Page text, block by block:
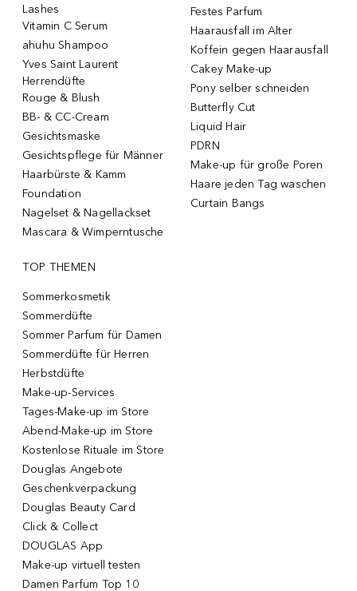
Lashes
Vitamin C Serum
ahuhu Shampoo
Yves Saint Laurent
Herrendüfte
Rouge & Blush
BB- & CC-Cream
Gesichtsmaske
Gesichtspflege für Männer
Haarbürste & Kamm
Foundation
Nagelset & Nagellackset
Mascara & Wimperntusche
Festes Parfum
Haarausfall im Alter
Koffein gegen Haarausfall
Cakey Make-up
Pony selber schneiden
Butterfly Cut
Liquid Hair
PDRN
Make-up für große Poren
Haare jeden Tag waschen
Curtain Bangs
TOP THEMEN
Sommerkosmetik
Sommerdüfte
Sommer Parfum für Damen
Sommerdüfte für Herren
Herbstdüfte
Make-up-Services
Tages-Make-up im Store
Abend-Make-up im Store
Kostenlose Rituale im Store
Douglas Angebote
Geschenkverpackung
Douglas Beauty Card
Click & Collect
DOUGLAS App
Make-up virtuell testen
Damen Parfum Top 10